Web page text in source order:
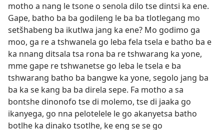
motho a nang le tsone o senola dilo tse dintsi ka ene.
Gape, batho ba ba godileng le ba ba tlotlegang mo
setšhabeng ba ikutlwa jang ka ene? Mo godimo ga
moo, ga re a tshwanela go leba fela tsela e batho ba e
ka nnang ditsala tsa rona ba re tshwarang ka yone,
mme gape re tshwanetse go leba le tsela e ba
tshwarang batho ba bangwe ka yone, segolo jang ba
ba ka se kang ba ba direla sepe. Fa motho a sa
bontshe dinonofo tse di molemo, tse di jaaka go
ikanyega, go nna pelotelele le go akanyetsa batho
botlhe ka dinako tsotlhe, ke eng se se go